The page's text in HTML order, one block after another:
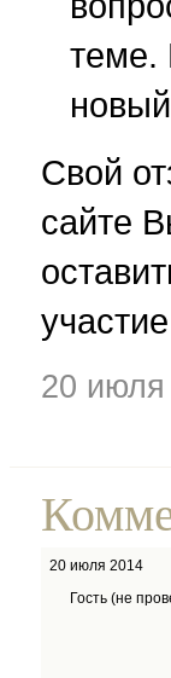
теме.
Свой
сайте
20
20 июля 2014
Гость (не